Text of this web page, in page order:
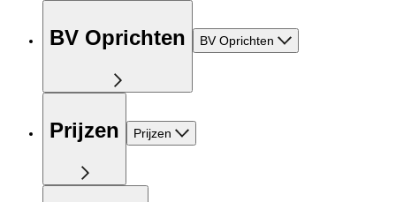
BV Oprichten BV Oprichten
Prijzen Prijzen